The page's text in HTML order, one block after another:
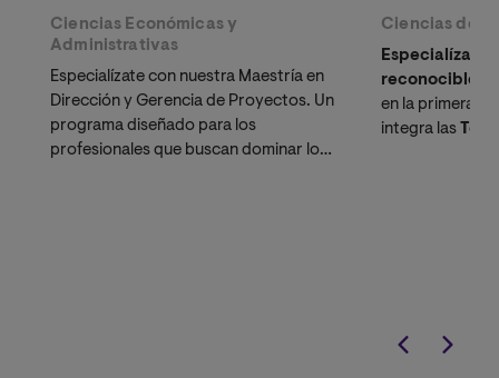
Ciencias Económicas y
Administrativas
Especialízate con nuestra Maestría en
Dirección y Gerencia de Proyectos. Un
programa diseñado para los
profesionales que buscan dominar los
Ciencias de
Especialízate
reconocible
en la primera
integra las